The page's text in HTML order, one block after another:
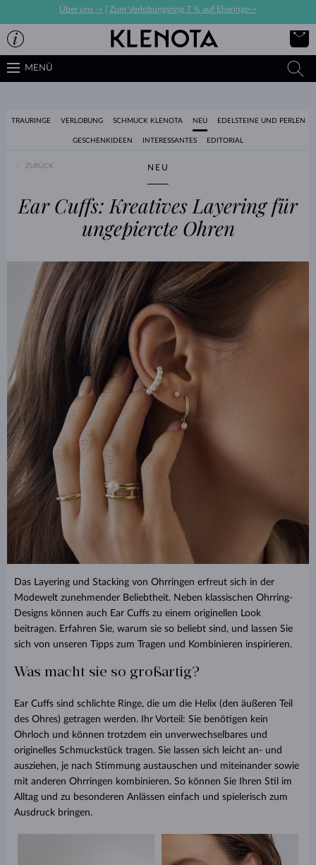
Über uns -> Zum Verlobungsring 7 % auf Eheringe->
MENÜ
TRAURINGE VERLOBUNG SCHMUCK KLENOTA NEU EDELSTEINE UND PERLEN
GESCHENKIDEEN INTERESSANTES EDITORIAL
ZURÜCK NEU
Ear Cuffs: Kreatives Layering für
ungepiercte Ohren
Das Layering und Stacking von Ohrringen erfreut sich in der
Modewelt zunehmender Beliebtheit. Neben klassischen Ohrring-
Designs können auch Ear Cuffs zu einem originellen Look
beitragen. Erfahren Sie, warum sie so beliebt sind, und lassen Sie
sich von unseren Tipps zum Tragen und Kombinieren inspirieren.
Was macht sie so großartig?
Ear Cuffs sind schlichte Ringe, die um die Helix (den äußeren Teil
des Ohres) getragen werden. Ihr Vorteil: Sie benötigen kein
Ohrloch und können trotzdem ein unverwechselbares und
originelles Schmuckstück tragen. Sie lassen sich leicht an- und
ausziehen, je nach Stimmung austauschen und miteinander sowie
mit anderen Ohrringen kombinieren. So können Sie Ihren Stil im
Alltag und zu besonderen Anlässen einfach und spielerisch zum
Ausdruck bringen.